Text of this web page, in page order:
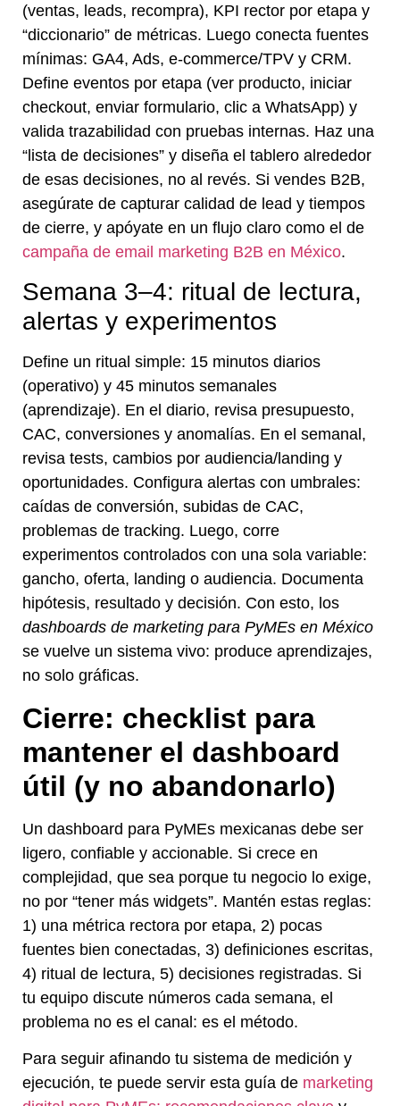
(ventas, leads, recompra), KPI rector por etapa y
“diccionario” de métricas. Luego conecta fuentes
mínimas: GA4, Ads, e-commerce/TPV y CRM.
Define eventos por etapa (ver producto, iniciar
checkout, enviar formulario, clic a WhatsApp) y
valida trazabilidad con pruebas internas. Haz una
“lista de decisiones” y diseña el tablero alrededor
de esas decisiones, no al revés. Si vendes B2B,
asegúrate de capturar calidad de lead y tiempos
de cierre, y apóyate en un flujo claro como el de
campaña de email marketing B2B en México.
Semana 3–4: ritual de lectura,
alertas y experimentos
Define un ritual simple: 15 minutos diarios
(operativo) y 45 minutos semanales
(aprendizaje). En el diario, revisa presupuesto,
CAC, conversiones y anomalías. En el semanal,
revisa tests, cambios por audiencia/landing y
oportunidades. Configura alertas con umbrales:
caídas de conversión, subidas de CAC,
problemas de tracking. Luego, corre
experimentos controlados con una sola variable:
gancho, oferta, landing o audiencia. Documenta
hipótesis, resultado y decisión. Con esto, los
dashboards de marketing para PyMEs en México
se vuelve un sistema vivo: produce aprendizajes,
no solo gráficas.
Cierre: checklist para
mantener el dashboard
útil (y no abandonarlo)
Un dashboard para PyMEs mexicanas debe ser
ligero, confiable y accionable. Si crece en
complejidad, que sea porque tu negocio lo exige,
no por “tener más widgets”. Mantén estas reglas:
1) una métrica rectora por etapa, 2) pocas
fuentes bien conectadas, 3) definiciones escritas,
4) ritual de lectura, 5) decisiones registradas. Si
tu equipo discute números cada semana, el
problema no es el canal: es el método.
Para seguir afinando tu sistema de medición y
ejecución, te puede servir esta guía de marketing